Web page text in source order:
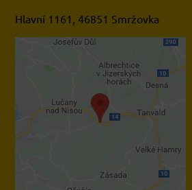
Hlavní 1161, 46851 Smržovka
Externí obsah je blokován
Volbami soukromí
Přejete si načíst externí